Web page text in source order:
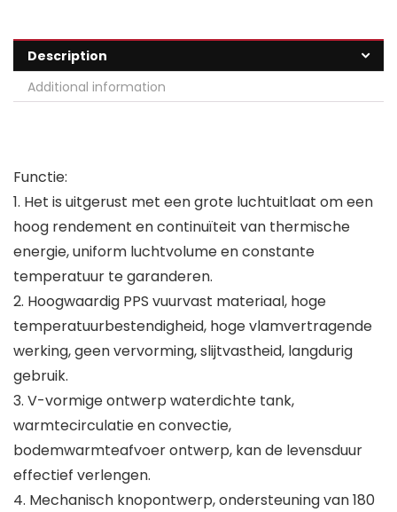
Description
Additional information
Functie:
1. Het is uitgerust met een grote luchtuitlaat om een
hoog rendement en continuïteit van thermische
energie, uniform luchtvolume en constante
temperatuur te garanderen.
2. Hoogwaardig PPS vuurvast materiaal, hoge
temperatuurbestendigheid, hoge vlamvertragende
werking, geen vervorming, slijtvastheid, langdurig
gebruik.
3. V-vormige ontwerp waterdichte tank,
warmtecirculatie en convectie,
bodemwarmteafvoer ontwerp, kan de levensduur
effectief verlengen.
4. Mechanisch knopontwerp, ondersteuning van 180